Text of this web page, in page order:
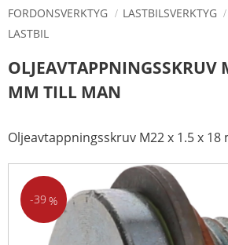
FORDONSVERKTYG LASTBILSVERKTYG
LASTBIL
OLJEAVTAPPNINGSSKRUV
MM TILL MAN
Oljeavtappningsskruv M22 x 1.5 x 18
39 %